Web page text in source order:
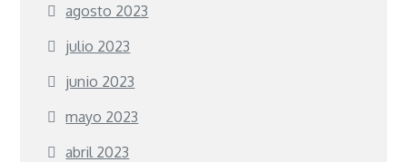
agosto 2023
julio 2023
junio 2023
mayo 2023
abril 2023